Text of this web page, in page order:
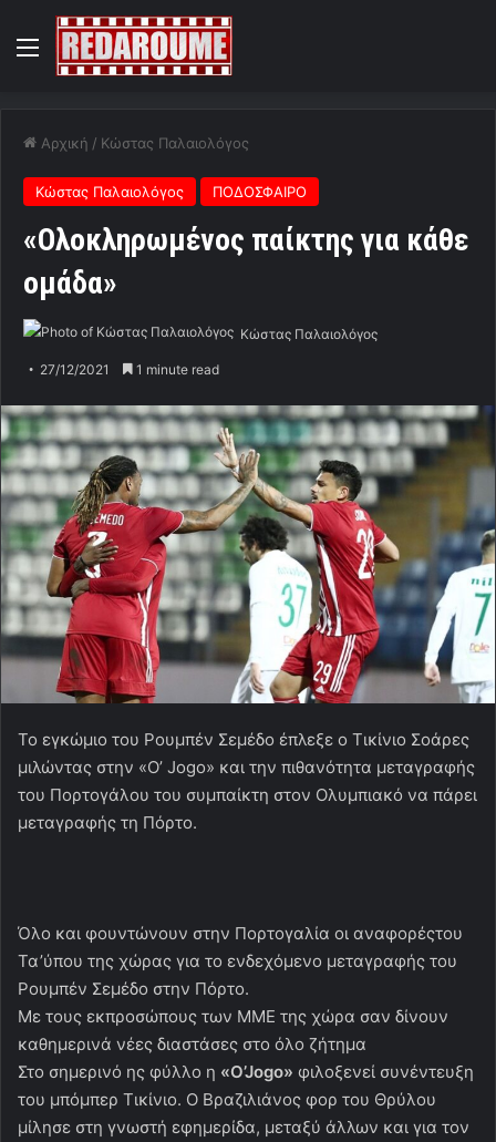
Menu
Αρχική / Κώστας Παλαιολόγος
Κώστας Παλαιολόγος ΠΟΔΟΣΦΑΙΡΟ
«Ολοκληρωμένος παίκτης για κάθε
ομάδα»
Κώστας Παλαιολόγος
27/12/2021 1 minute read
Το εγκώμιο του Ρουμπέν Σεμέδο έπλεξε ο Τικίνιο Σοάρες
μιλώντας στην «Ο’ Jogo» και την πιθανότητα μεταγραφής
του Πορτογάλου του συμπαίκτη στον Ολυμπιακό να πάρει
μεταγραφής τη Πόρτο.
Όλο και φουντώνουν στην Πορτογαλία οι αναφορέςτου
Τα’ύπου της χώρας για το ενδεχόμενο μεταγραφής του
Ρουμπέν Σεμέδο στην Πόρτο.
Με τους εκπροσώπους των ΜΜΕ της χώρα σαν δίνουν
καθημερινά νέες διαστάσες στο όλο ζήτημα
Στο σημερινό ης φύλλο η «O’Jogo» φιλοξενεί συνέντευξη
του μπόμπερ Τικίνιο. Ο Βραζιλιάνος φορ του Θρύλου
μίλησε στη γνωστή εφημερίδα, μεταξύ άλλων και για τον